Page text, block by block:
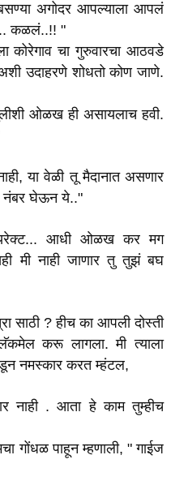
बसण्या अगोदर आपल्याला आपलं
कळलं..!! "
कोरेगाव चा गुरुवारचा आठवडे
उदाहरणे शोधतो कोण जाणे.
ओळख ही असायलाच हवी.
या वेळी तू मैदानात असणार
नंबर घेऊन ये.."
आधी ओळख कर मग
मी नाही जाणार तु तुझं बघ
साठी ? हीच का आपली दोस्ती
करू लागला. मी त्याला
नमस्कार करत म्हंटल,
नाही . आता हे काम तुम्हीच
गोंधळ पाहून म्हणाली, " गाईज